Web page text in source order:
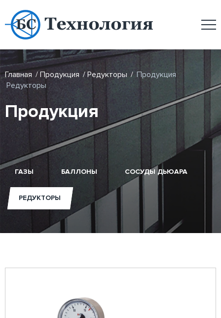
Главная / Продукция / Редукторы / Продукция
Редукторы
Продукция
ГАЗЫ БАЛЛОНЫ СОСУДЫ ДЬЮАРА
РЕДУКТОРЫ